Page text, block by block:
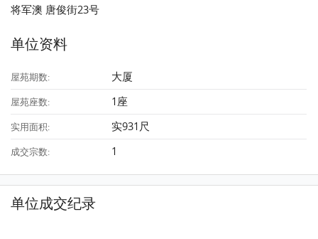
将军澳 唐俊街23号
单位资料
屋苑期数: 大厦
屋苑座数: 1座
实用面积: 实931尺
成交宗数: 1
单位成交纪录